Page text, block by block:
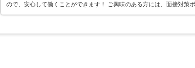
ので、安心して働くことができます！ ご興味のある方には、面接対策